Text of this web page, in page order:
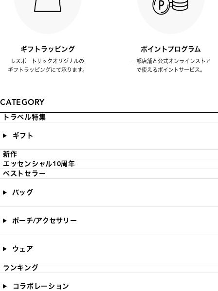
ギフトラッピング
レスポートサックオリジナルの
ギフトラッピングにて承ります。
ポイントプログラム
一部店舗と公式オンラインストア
で使えるポイントサービス。
CATEGORY
トラベル特集
ギフト
新作
エッセンシャル10周年
ベストセラー
バッグ
ポーチ/アクセサリー
ウェア
ランキング
コラボレーション